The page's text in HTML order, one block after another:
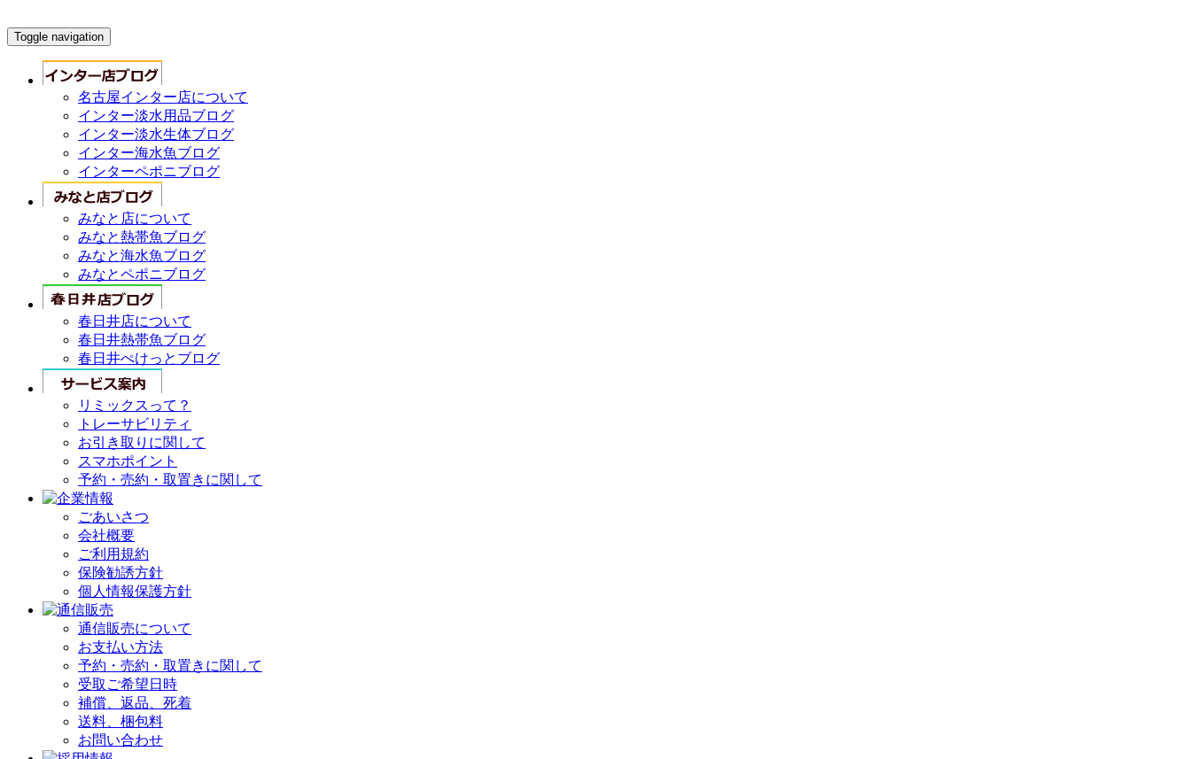
Toggle navigation
名古屋インター店について
インター淡水用品ブログ
インター淡水生体ブログ
インター海水魚ブログ
インターペポニブログ
みなと店について
みなと熱帯魚ブログ
みなと海水魚ブログ
みなとペポニブログ
春日井店について
春日井熱帯魚ブログ
春日井ぺけっとブログ
リミックスって？
トレーサビリティ
お引き取りに関して
スマホポイント
予約・売約・取置きに関して
ごあいさつ
会社概要
ご利用規約
保険勧誘方針
個人情報保護方針
通信販売について
お支払い方法
予約・売約・取置きに関して
受取ご希望日時
補償、返品、死着
送料、梱包料
お問い合わせ